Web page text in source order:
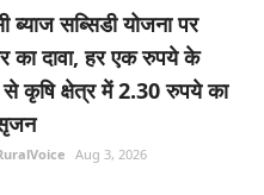
ब्याज सब्सिडी योजना पर
का दावा, हर एक रुपये के
कृषि क्षेत्र में 2.30 रुपये का
Aug 3, 2026